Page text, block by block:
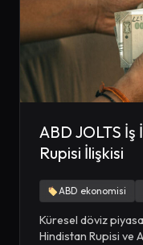
ABD JOLTS
Rupisi İlişkisi
ABD ekonomisi
Küresel döviz
Hindistan Rupisi ve